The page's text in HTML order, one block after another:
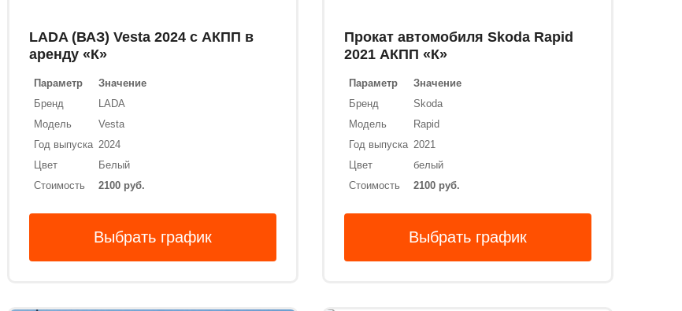
LADA (ВАЗ) Vesta 2024 с АКПП в
аренду «К»
Параметр
Значение
Бренд
LADA
Модель
Vesta
Год выпуска 2024
Цвет
Белый
Стоимость
2100 руб.
Выбрать график
Прокат автомобиля Skoda Rapid
2021 АКПП «К»
Параметр
Значение
Бренд
Skoda
Модель
Rapid
Год выпуска 2021
Цвет
белый
Стоимость
2100 руб.
Выбрать график